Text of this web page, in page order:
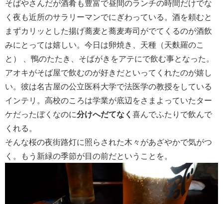
そばやさんだが酒肴も豊富で昼間のランチの時間だけでな
く夜も近所のサラリーマンでにぎわっている。酒を頼むと
まずカリッとした揚げ蕎麦と蕎麦寿司がでてくるのが酒飲
みにとっては嬉しい。今日は卵焼き、天種（天麩羅のこ
と） 、鴨のたたき、そばがきをアテにで飲む事となった。
アオキがそば屋で飲むのが好きだといってくれたのが嬉し
い。彼は名古屋の公立医科大学で法医学の教授をしている
インテリ。高校のころは学業が底辺をさまよっていたター
ケだったぼくなのに分けへだてなく 喜んでふたりで飲んで
くれる。
そんな桜の夜街路灯に照らされた木々があざやかで気がつ
く。もう 新緑の季節が目の前だということを。